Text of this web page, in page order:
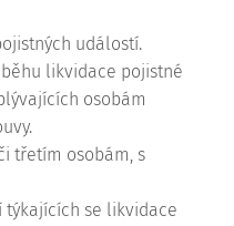
událostí.
likvidace pojistné
osobám
třetím osobám, s
týkajících se likvidace